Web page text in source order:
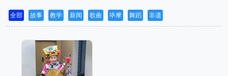
全部 故事 教学 新闻 歌曲 毕摩 舞蹈 非遗